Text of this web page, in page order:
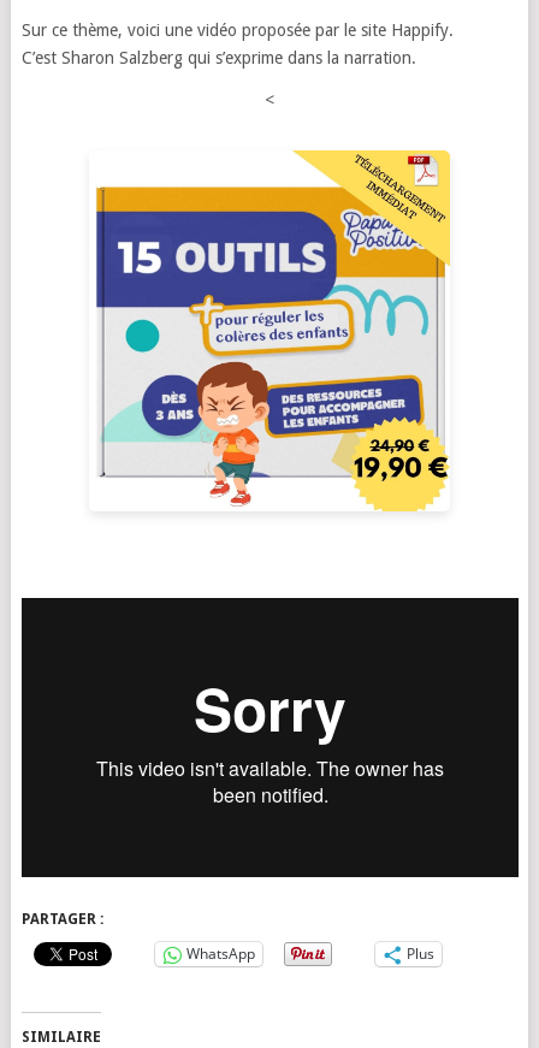
Sur ce thème, voici une vidéo proposée par le site Happify.
C’est Sharon Salzberg qui s’exprime dans la narration.
<
PARTAGER :
WhatsApp Plus
SIMILAIRE